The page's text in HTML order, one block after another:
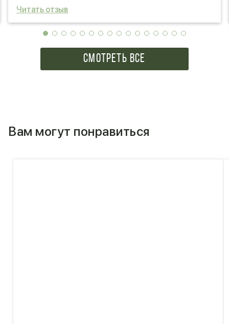
Читать отзыв
СМОТРЕТЬ ВСЕ
Вам могут понравиться